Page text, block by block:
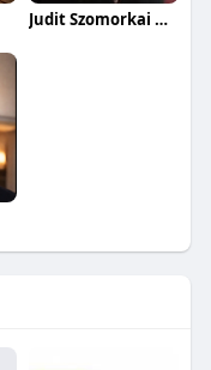
Judit Szomorkai Heffnerné